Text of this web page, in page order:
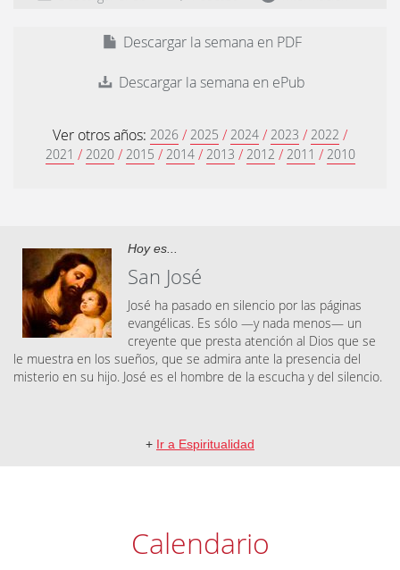
Descargar la semana en PDF
Descargar la semana en ePub
Ver otros años: 2026 / 2025 / 2024 / 2023 / 2022 /
2021 / 2020 / 2015 / 2014 / 2013 / 2012 / 2011 / 2010
Hoy es...
San José
José ha pasado en silencio por las páginas
evangélicas. Es sólo —y nada menos— un
creyente que presta atención al Dios que se
le muestra en los sueños, que se admira ante la presencia del
misterio en su hijo. José es el hombre de la escucha y del silencio.
+ Ir a Espiritualidad
Calendario